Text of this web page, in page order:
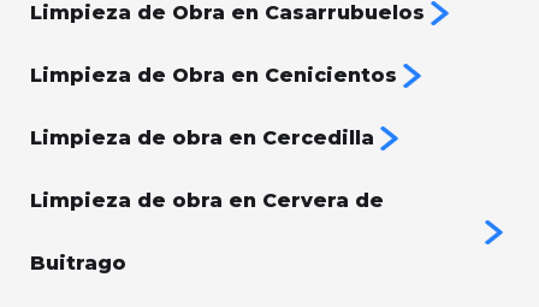
Limpieza de Obra en Casarrubuelos
Limpieza de Obra en Cenicientos
Limpieza de obra en Cercedilla
Limpieza de obra en Cervera de
Buitrago